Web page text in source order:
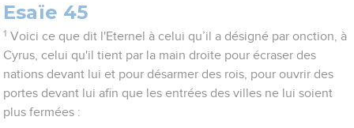
Esaïe 45
1 Voici ce que dit l'Eternel à celui qu’il a désigné par onction, à
Cyrus, celui qu'il tient par la main droite pour écraser des
nations devant lui et pour désarmer des rois, pour ouvrir des
portes devant lui afin que les entrées des villes ne lui soient
plus fermées :